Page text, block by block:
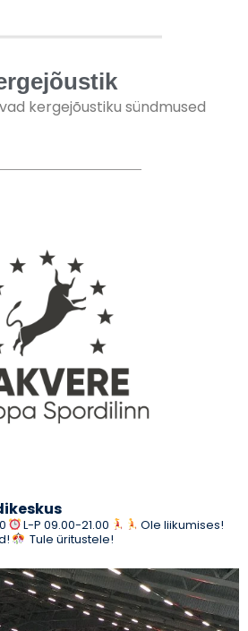
kergejõustiku sündmused
L-P 09.00-21.00
Ole liikumises!
Tule üritustele!